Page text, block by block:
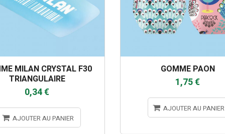
MILAN CRYSTAL F30
TRIANGULAIRE
0,34 €
AJOUTER AU PANIER
GOMME PAON
1,75 €
AJOUTER AU PANIER